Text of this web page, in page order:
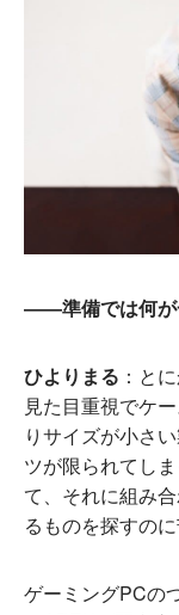
――準備では何が
ひよりまる ：と
見た目重視でケ
りサイズが小さ
ツが限られてし
て、それに組み
るものを探すのに
ゲーミングPCの